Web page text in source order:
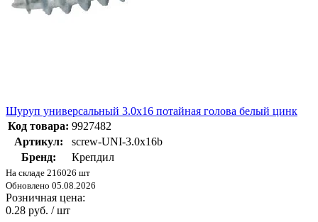
Шуруп универсальный 3.0х16 потайная голова белый цинк
Код товара: 9927482
Артикул:
screw-UNI-3.0х16b
Бренд:
Крепдил
На складе 216026 шт
Обновлено 05.08.2026
Розничная цена:
0.28 руб. / шт